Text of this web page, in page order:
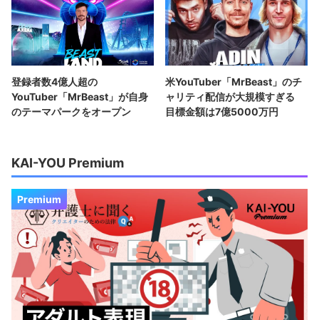
登録者数4億人超の
YouTuber「MrBeast」が自身
のテーマパークをオープン
米YouTuber「MrBeast」のチ
ャリティ配信が大規模すぎる
目標金額は7億5000万円
KAI-YOU Premium
Premium